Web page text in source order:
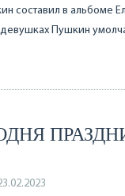
составил в альбоме
Пушкин